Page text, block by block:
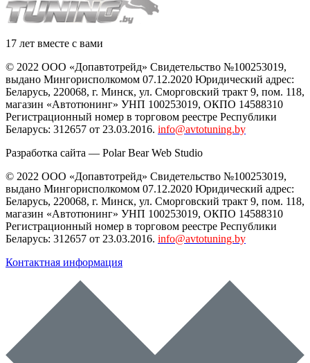
17 лет вместе с вами
© 2022 ООО «Допавтотрейд» Свидетельство №100253019,
выдано Мингорисполкомом 07.12.2020 Юридический адрес:
Беларусь, 220068, г. Минск, ул. Сморговский тракт 9, пом. 118,
магазин «Автотюнинг» УНП 100253019, ОКПО 14588310
Регистрационный номер в торговом реестре Республики
Беларусь: 312657 от 23.03.2016. info@avtotuning.by
Разработка сайта — Polar Bear Web Studio
© 2022 ООО «Допавтотрейд» Свидетельство №100253019,
выдано Мингорисполкомом 07.12.2020 Юридический адрес:
Беларусь, 220068, г. Минск, ул. Сморговский тракт 9, пом. 118,
магазин «Автотюнинг» УНП 100253019, ОКПО 14588310
Регистрационный номер в торговом реестре Республики
Беларусь: 312657 от 23.03.2016. info@avtotuning.by
Контактная информация